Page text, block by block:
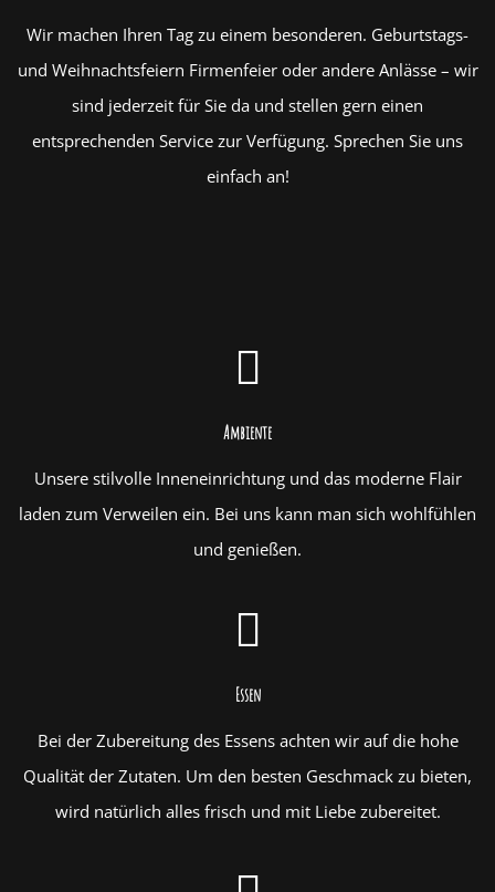
Wir machen Ihren Tag zu einem besonderen. Geburtstags-
und Weihnachtsfeiern Firmenfeier oder andere Anlässe – wir
sind jederzeit für Sie da und stellen gern einen
entsprechenden Service zur Verfügung. Sprechen Sie uns
einfach an!
Ambiente
Unsere stilvolle Inneneinrichtung und das moderne Flair
laden zum Verweilen ein. Bei uns kann man sich wohlfühlen
und genießen.
Essen
Bei der Zubereitung des Essens achten wir auf die hohe
Qualität der Zutaten. Um den besten Geschmack zu bieten,
wird natürlich alles frisch und mit Liebe zubereitet.